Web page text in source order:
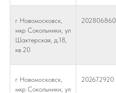
г Новомосковск,
мкр Сокольники, ул
Шахтерская, д.18,
кв.20
202806860
г Новомосковск,
мкр Сокольники, ул
202672920